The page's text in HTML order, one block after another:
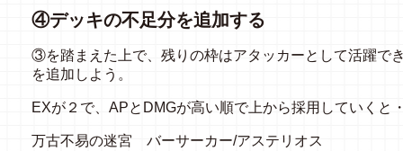
④デッキの不足分を追加する
③を踏まえた上で、残りの枠はアタッカーとして活躍で
を追加しよう。
EXが２で、 APと DMGが高い順で上から採用していくと
万古不易の迷宮 バーサーカー/アステリオス